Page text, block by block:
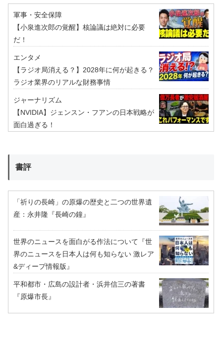
軍事・安全保障
【小泉進次郎の覚醒】核論議は絶対に必要
だ！
エンタメ
【ラジオ局消える？】2028年に何が起きる？
ラジオ業界のリアルな財務事情
ジャーナリズム
【NVIDIA】ジェンスン・フアンの日本戦略が
面白過ぎる！
書評
「祈りの長崎」の原爆の歴史と二つの世界遺
産：永井隆『長崎の鐘』
世界のニュースを面白がる作法について『世
界のニュースを日本人は何も知らない 激レア
&ディープ情報版』
平和都市・広島の設計者・浜井信三の著書
『原爆市長』